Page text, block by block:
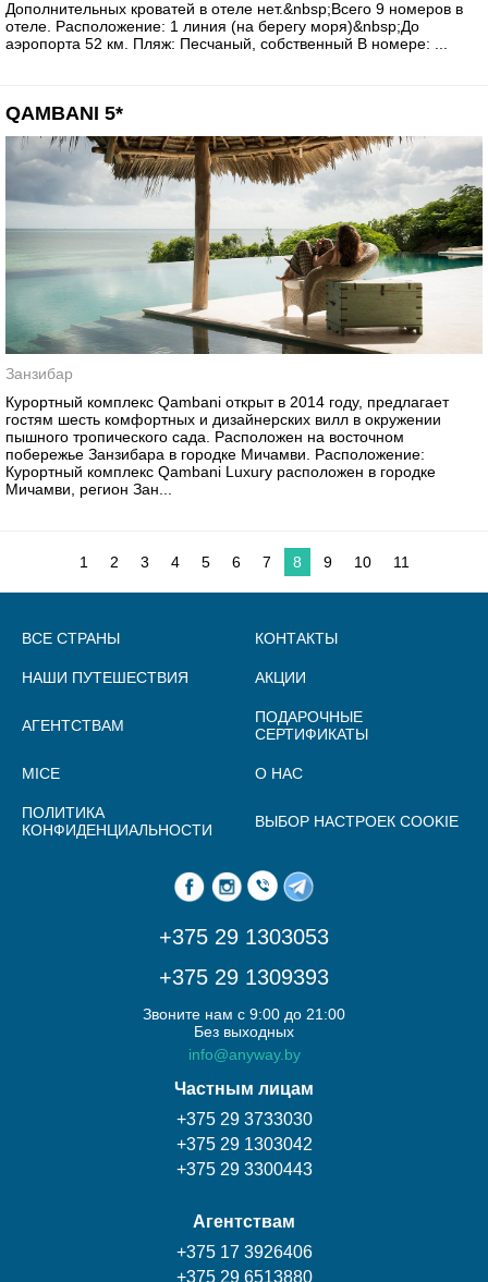
Дополнительных кроватей в отеле нет.&nbsp;Всего 9 номеров в
отеле. Расположение: 1 линия (на берегу моря)&nbsp;До
аэропорта 52 км. Пляж: Песчаный, собственный В номере: ...
QAMBANI 5*
Занзибар
Курортный комплекс Qambani открыт в 2014 году, предлагает
гостям шесть комфортных и дизайнерских вилл в окружении
пышного тропического сада. Расположен на восточном
побережье Занзибара в городке Мичамви. Расположение:
Курортный комплекс Qambani Luxury расположен в городке
Мичамви, регион Зан...
1 2 3 4 5 6 7 8 9 10 11
ВСЕ СТРАНЫ КОНТАКТЫ
НАШИ ПУТЕШЕСТВИЯ АКЦИИ
АГЕНТСТВАМ
ПОДАРОЧНЫЕ
СЕРТИФИКАТЫ
MICE О НАС
ПОЛИТИКА
КОНФИДЕНЦИАЛЬНОСТИ
ВЫБОР НАСТРОЕК COOKIE
+375 29 1303053
+375 29 1309393
Звоните нам с 9:00 до 21:00
Без выходных
info@anyway.by
Частным лицам
+375 29 3733030
+375 29 1303042
+375 29 3300443
Агентствам
+375 17 3926406
+375 29 6513880